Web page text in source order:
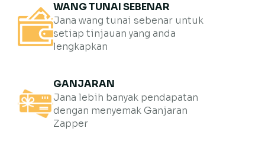
WANG TUNAI SEBENAR
Jana wang tunai sebenar untuk
setiap tinjauan yang anda
lengkapkan
GANJARAN
Jana lebih banyak pendapatan
dengan menyemak Ganjaran
Zapper